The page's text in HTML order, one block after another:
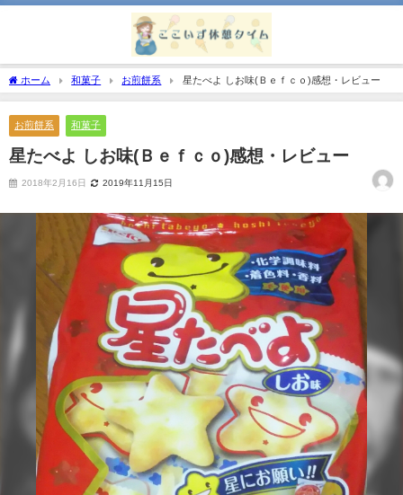
ホーム 和菓子 お煎餅系 星たべよ しお味(Ｂｅｆｃｏ)感想・レビュー
お煎餅系 和菓子
星たべよ しお味(Ｂｅｆｃｏ)感想・レビュー
2018年2月16日 2019年11月15日